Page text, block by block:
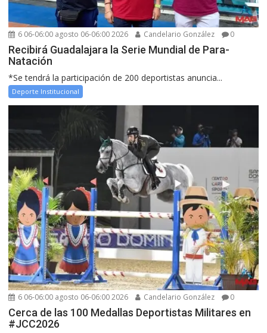
6 06-06:00 agosto 06-06:00 2026 Candelario González 0
Recibirá Guadalajara la Serie Mundial de Para-
Natación
*Se tendrá la participación de 200 deportistas anuncia...
Deporte Institucional
6 06-06:00 agosto 06-06:00 2026 Candelario González 0
Cerca de las 100 Medallas Deportistas Militares en
#JCC2026